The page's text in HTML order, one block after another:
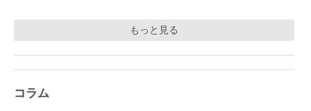
もっと見る
コラム